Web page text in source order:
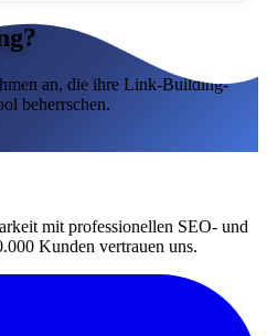
an, die ihre Link-Building-
beherrschen.
mit professionellen SEO- und
Kunden vertrauen uns.